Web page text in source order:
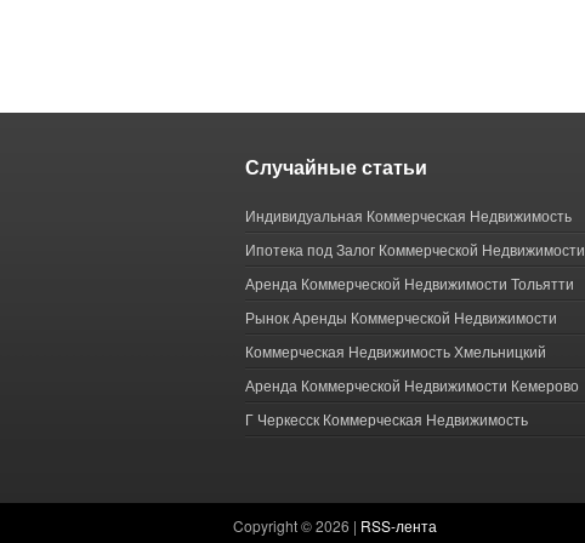
Случайные статьи
Индивидуальная Коммерческая Недвижимость
Ипотека под Залог Коммерческой Недвижимости
Аренда Коммерческой Недвижимости Тольятти
Рынок Аренды Коммерческой Недвижимости
Коммерческая Недвижимость Хмельницкий
Аренда Коммерческой Недвижимости Кемерово
Г Черкесск Коммерческая Недвижимость
Copyright ©2026 | RSS-лента